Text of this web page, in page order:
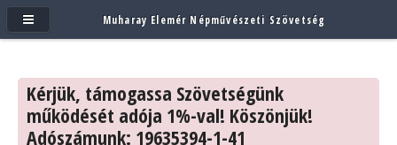
Kérjük, támogassa Szövetségünk
működését adója 1%-val! Köszönjük!
Adószámunk: 19635394-1-41
Muharay Elemér Népművészeti Szövetség